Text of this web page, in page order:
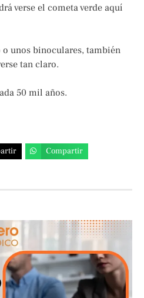
verse el cometa verde aquí
unos binoculares, también
tan claro.
50 mil años.
Compartir